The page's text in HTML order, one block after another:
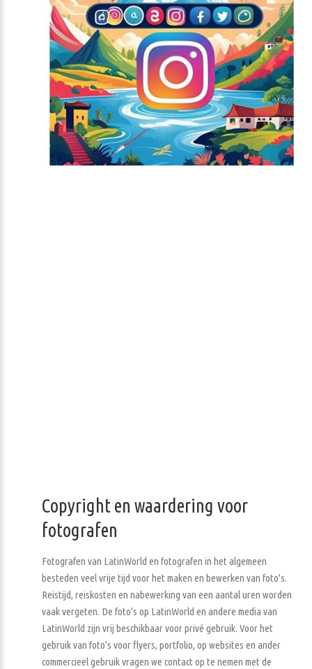
Copyright en waardering voor
fotografen
Fotografen van LatinWorld en fotografen in het algemeen
besteden veel vrije tijd voor het maken en bewerken van foto's.
Reistijd, reiskosten en nabewerking van een aantal uren worden
vaak vergeten. De foto's op LatinWorld en andere media van
LatinWorld zijn vrij beschikbaar voor privé gebruik. Voor het
gebruik van foto's voor flyers, portfolio, op websites en ander
commercieel gebruik vragen we contact op te nemen met de